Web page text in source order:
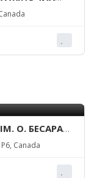
OF
(WFUWO)
О. БЕСАРАБ
OF
Canada